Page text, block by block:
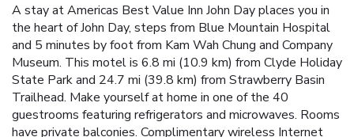
A stay at Americas Best Value Inn John Day places you in
the heart of John Day, steps from Blue Mountain Hospital
and 5 minutes by foot from Kam Wah Chung and Company
Museum. This motel is 6.8 mi (10.9 km) from Clyde Holiday
State Park and 24.7 mi (39.8 km) from Strawberry Basin
Trailhead. Make yourself at home in one of the 40
guestrooms featuring refrigerators and microwaves. Rooms
have private balconies. Complimentary wireless Internet